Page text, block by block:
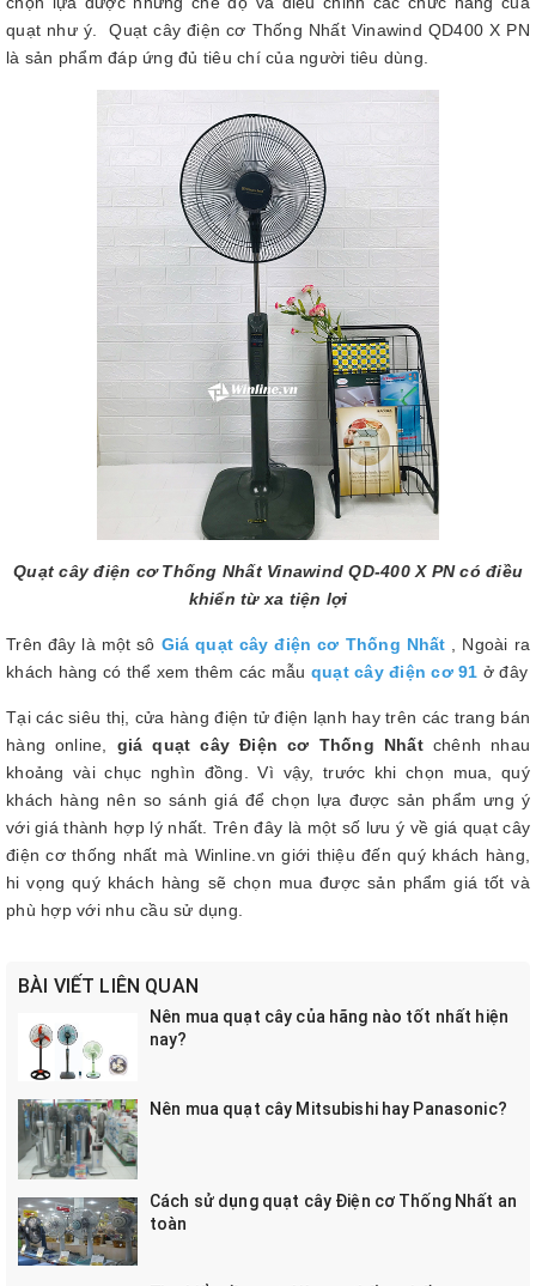
quạt như ý. Quạt cây điện cơ Thống Nhất Vinawind QD400 X PN
là sản phẩm đáp ứng đủ tiêu chí của người tiêu dùng.
Quạt cây điện cơ Thống Nhất Vinawind QD-400 X PN có điều
khiển từ xa tiện lợi
Trên đây là một sô Giá quạt cây điện cơ Thống Nhất
, Ngoài ra
khách hàng có thể xem thêm các mẫu quạt cây điện cơ 91 ở đây
Tại các siêu thị, cửa hàng điện tử điện lạnh hay trên các trang bán
hàng online, giá quạt cây Điện cơ Thống Nhấtchênh nhau
khoảng vài chục nghìn đồng. Vì vậy, trước khi chọn mua, quý
khách hàng nên so sánh giá để chọn lựa được sản phẩm ưng ý
với giá thành hợp lý nhất. Trên đây là một số lưu ý về giá quạt cây
điện cơ thống nhất mà Winline.vn giới thiệu đến quý khách hàng,
hi vọng quý khách hàng sẽ chọn mua được sản phẩm giá tốt và
phù hợp với nhu cầu sử dụng.
BÀI VIẾT LIÊN QUAN
Nên mua quạt cây của hãng nào tốt nhất hiện
nay?
Nên mua quạt cây Mitsubishi hay Panasonic?
Cách sử dụng quạt cây Điện cơ Thống Nhất an
toàn